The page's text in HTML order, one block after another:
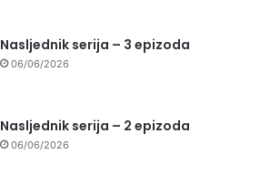
Nasljednik serija – 3 epizoda
06/06/2026
Nasljednik serija – 2 epizoda
06/06/2026